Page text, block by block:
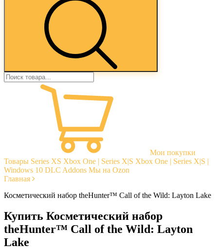
Мои покупки
Товары Series XS Xbox One | Series X|S Xbox One | Series X|S |
Windows 10 DLC Addons Мы на Ozon
Главная
Косметический набор theHunter™ Call of the Wild: Layton Lake
Купить Косметический набор
theHunter™ Call of the Wild: Layton
Lake